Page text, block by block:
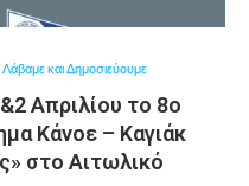
Λάβαμε και Δημοσιεύουμε
Απριλίου το 8ο
Κάνοε – Καγιάκ
στο Αιτωλικό